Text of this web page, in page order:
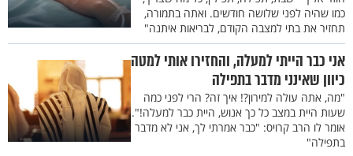
כמו שהיה לפני שלושה חודשים. ואתה בתמורה,
תחזיר את בתי למצבה הקודם, לבריאות איתנה"
אני כבר הייתי למעלה, והחזירו אותי למטה
כיוון שאינני מדבר בתפילה
"מה, אתה עולה למירון?! איך זה? הרי לפני כמה
שעות היית במצב כל כך אנוש, היית כבר למעלה!".
אומר לו הרב קרויס: "כבר אמרתי לך, אני לא מדבר
בתפילה"